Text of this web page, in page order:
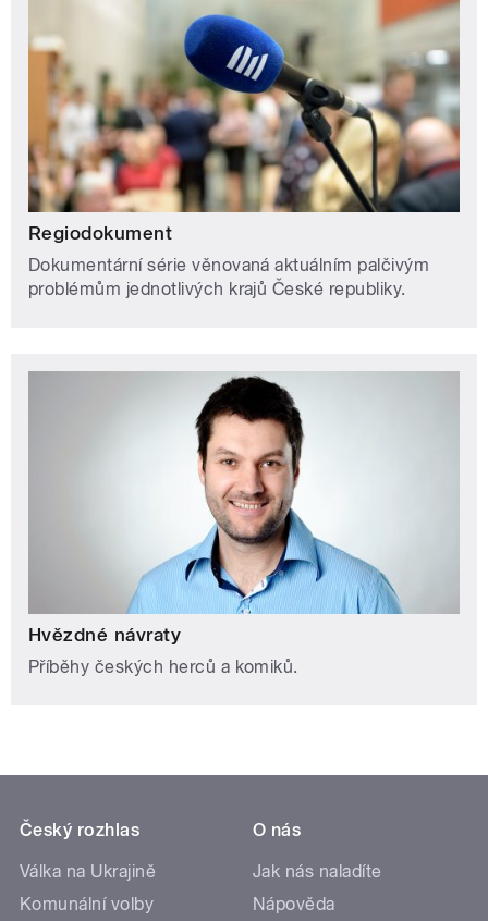
Regiodokument
Dokumentární série věnovaná aktuálním palčivým
problémům jednotlivých krajů České republiky.
Hvězdné návraty
Příběhy českých herců a komiků.
Český rozhlas
Válka na Ukrajině
Komunální volby
O nás
Jak nás naladíte
Nápověda